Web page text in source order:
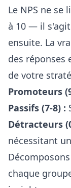
Le NPS ne se
à 10 — il
ensuite. La
des réponses
de votre
Promoteurs
Passifs (7-8) :
Détracteurs
nécessitant
chaque